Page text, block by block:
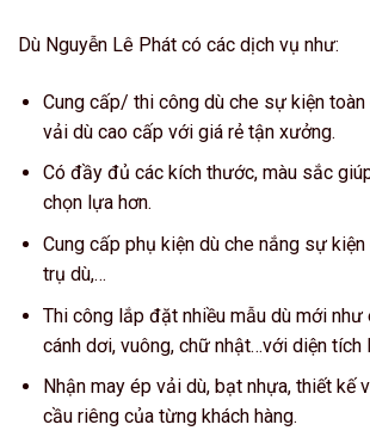
Dù Nguyễn Lê Phát có các dịch vụ như:
Cung cấp/ thi công dù che sự kiện
vải dù cao cấp với giá rẻ tận xưởng.
Có đầy đủ các kích thước, màu sắc
chọn lựa hơn.
Cung cấp phụ kiện dù che nắng sự
trụ dù,…
Thi công lắp đặt nhiều mẫu dù mới như
cánh dơi, vuông, chữ nhật…với diện tích
Nhận may ép vải dù, bạt nhựa, thiết kế
cầu riêng của từng khách hàng.